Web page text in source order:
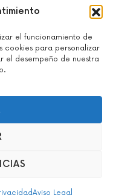
el funcionamiento de
cookies para personalizar
el desempeño de nuestra
Aviso Legal
similar en relación con el
sitio no está dirigida a
en los que dicha
a las leyes o normativas